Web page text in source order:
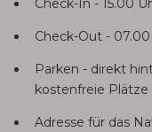
Check-In - 15.00
Check-Out - 07.00
Parken - direkt
kostenfreie Plätze
Adresse für das